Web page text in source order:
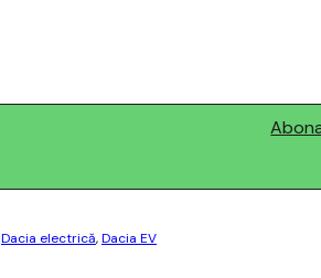
Dacia electrică,Dacia EV